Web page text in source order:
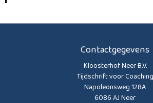
Contactgegevens
Kloosterhof Neer B.V.
Tijdschrift voor Coaching
Napoleonsweg 128A
6086 AJ Neer